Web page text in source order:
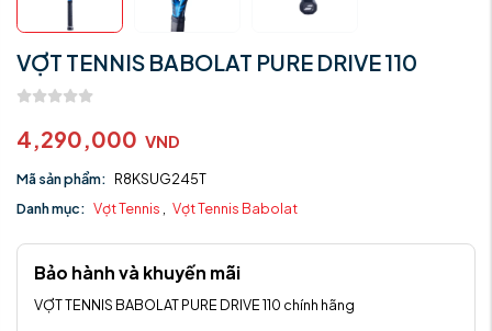
VỢT TENNIS BABOLAT PURE DRIVE 110
4,290,000 VND
Mã sản phẩm: R8KSUG245T
Danh mục: Vợt Tennis , Vợt Tennis Babolat
Bảo hành và khuyến mãi
VỢT TENNIS BABOLAT PURE DRIVE 110 chính hãng